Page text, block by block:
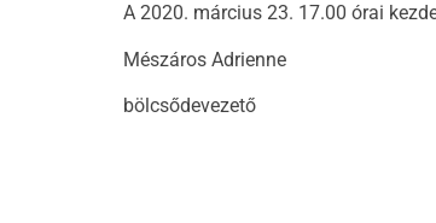
A 2020. március 23. 17.00 órai
Mészáros Adrienne
bölcsődevezető